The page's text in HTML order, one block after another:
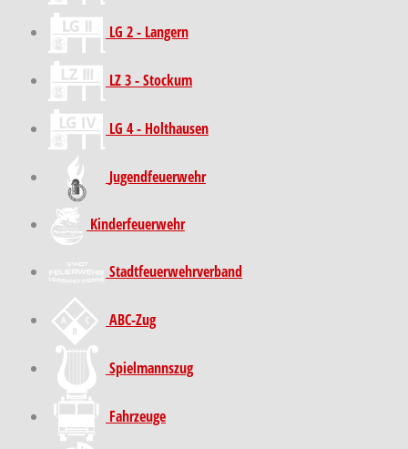
LG 2 - Langern
LZ 3 - Stockum
LG 4 - Holthausen
Jugendfeuerwehr
Kinder­feuer­wehr
Stadt­feuer­wehr­verband
ABC-Zug
Spielmannszug
Fahrzeuge